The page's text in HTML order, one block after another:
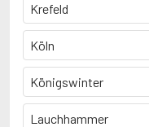
Krefeld
Köln
Königswinter
Lauchhammer